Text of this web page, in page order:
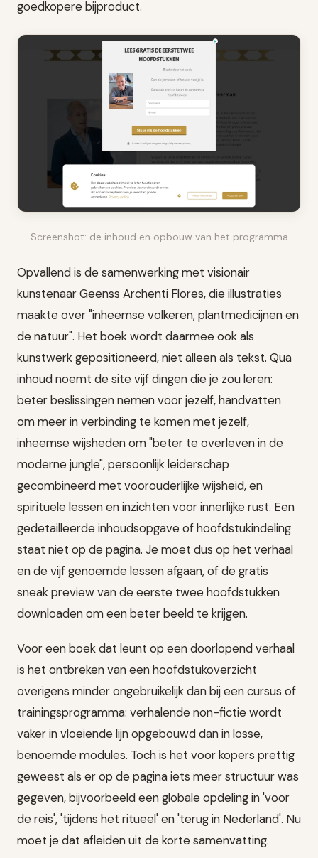
goedkopere bijproduct.
Screenshot: de inhoud en opbouw van het programma
Opvallend is de samenwerking met visionair
kunstenaar Geenss Archenti Flores, die illustraties
maakte over "inheemse volkeren, plantmedicijnen en
de natuur". Het boek wordt daarmee ook als
kunstwerk gepositioneerd, niet alleen als tekst. Qua
inhoud noemt de site vijf dingen die je zou leren:
beter beslissingen nemen voor jezelf, handvatten
om meer in verbinding te komen met jezelf,
inheemse wijsheden om "beter te overleven in de
moderne jungle", persoonlijk leiderschap
gecombineerd met voorouderlijke wijsheid, en
spirituele lessen en inzichten voor innerlijke rust. Een
gedetailleerde inhoudsopgave of hoofdstukindeling
staat niet op de pagina. Je moet dus op het verhaal
en de vijf genoemde lessen afgaan, of de gratis
sneak preview van de eerste twee hoofdstukken
downloaden om een beter beeld te krijgen.
Voor een boek dat leunt op een doorlopend verhaal
is het ontbreken van een hoofdstukoverzicht
overigens minder ongebruikelijk dan bij een cursus of
trainingsprogramma: verhalende non-fictie wordt
vaker in vloeiende lijn opgebouwd dan in losse,
benoemde modules. Toch is het voor kopers prettig
geweest als er op de pagina iets meer structuur was
gegeven, bijvoorbeeld een globale opdeling in 'voor
de reis', 'tijdens het ritueel' en 'terug in Nederland'. Nu
moet je dat afleiden uit de korte samenvatting.